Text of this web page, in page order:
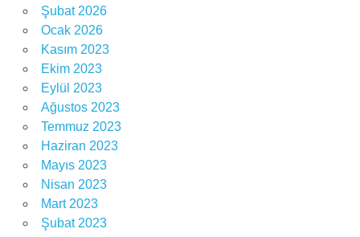
Şubat 2026
Ocak 2026
Kasım 2023
Ekim 2023
Eylül 2023
Ağustos 2023
Temmuz 2023
Haziran 2023
Mayıs 2023
Nisan 2023
Mart 2023
Şubat 2023